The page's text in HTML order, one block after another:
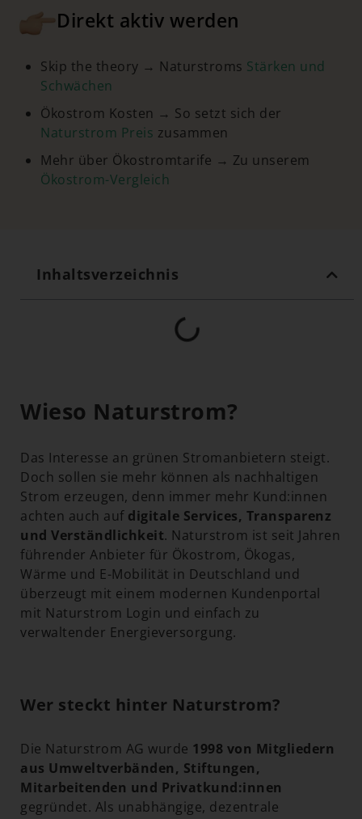
Direkt aktiv werden
Skip the theory → Naturstroms Stärken und
Schwächen
Ökostrom Kosten → So setzt sich der
Naturstrom Preis zusammen
Mehr über Ökostromtarife → Zu unserem
Ökostrom-Vergleich
Inhaltsverzeichnis
Wieso Naturstrom?
Das Interesse an grünen Stromanbietern steigt.
Doch sollen sie mehr können als nachhaltigen
Strom erzeugen, denn immer mehr Kund:innen
achten auch auf digitale Services, Transparenz
und Verständlichkeit. Naturstrom ist seit Jahren
führender Anbieter für Ökostrom, Ökogas,
Wärme und E-Mobilität in Deutschland und
überzeugt mit einem modernen Kundenportal
mit Naturstrom Login und einfach zu
verwaltender Energieversorgung.
Wer steckt hinter Naturstrom?
Die Naturstrom AG wurde 1998 von Mitgliedern
aus Umweltverbänden, Stiftungen,
Mitarbeitenden und Privatkund:innen
gegründet. Als unabhängige, dezentrale